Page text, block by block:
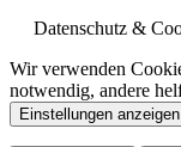
Datenschutz &
Wir verwenden
notwendig, andere
Einstellungen anzeigen